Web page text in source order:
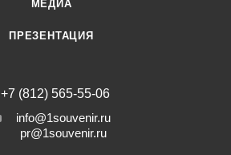
МЕДИА
ПРЕЗЕНТАЦИЯ
+7 (812) 565-55-06
info@1souvenir.ru
pr@1souvenir.ru